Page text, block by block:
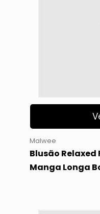
Malwee
Blusão
Manga Longa